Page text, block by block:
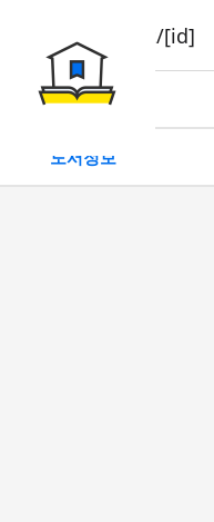
book/rent/[id]
대여
도서정보